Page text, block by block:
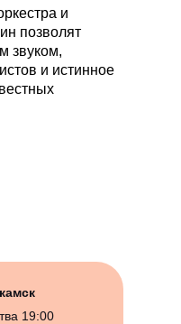
и
позволят
звуком,
и истинное
19:00